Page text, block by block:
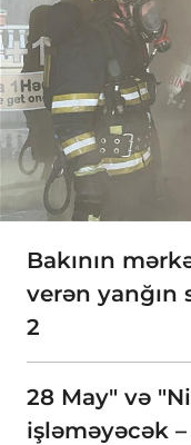
Bakının
verən yanğın
2
28 May" və
işləməyəcək